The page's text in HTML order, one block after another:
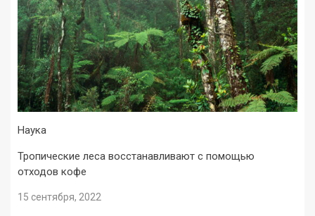
Наука
Тропические леса восстанавливают с помощью
отходов кофе
15 сентября, 2022